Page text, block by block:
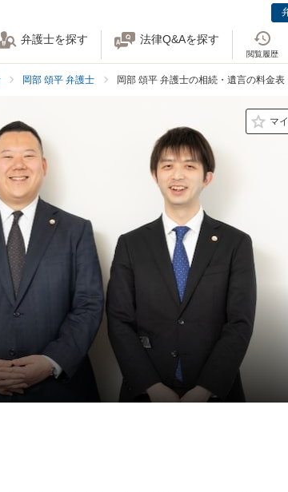
弁護士を探す 法律Q&Aを探す
閲覧履歴
岡部 頌平 弁護士 岡部 頌平 弁護士の相続・遺言の料金表
マ